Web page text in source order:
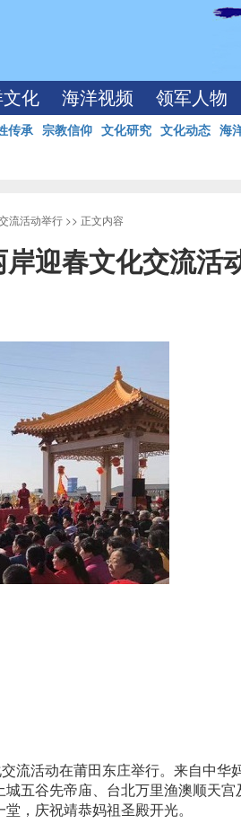
化 海洋视频 领军人物
传承 宗教信仰 文化研究 文化动态 海
流活动举行 >> 正文内容
迎春文化交流活
活动在莆田东庄举行。来自中华
五谷先帝庙、台北万里渔澳顺天
，庆祝靖恭妈祖圣殿开光。